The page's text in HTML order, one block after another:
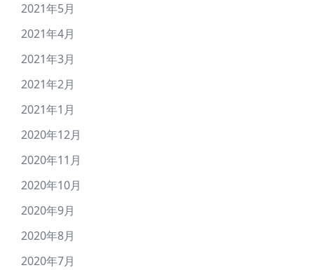
2021年5月
2021年4月
2021年3月
2021年2月
2021年1月
2020年12月
2020年11月
2020年10月
2020年9月
2020年8月
2020年7月